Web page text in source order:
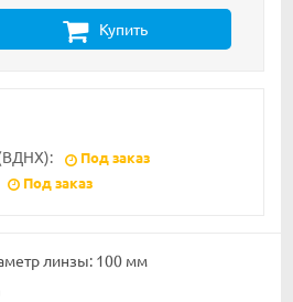
Купить
Под заказ
Под заказ
линзы: 100 мм